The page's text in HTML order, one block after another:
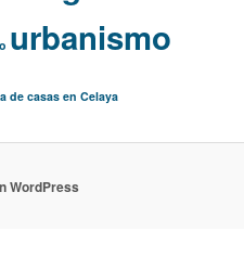
urbanismo
de casas en Celaya
WordPress